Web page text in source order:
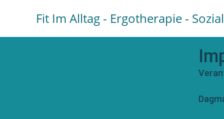
Fit Im Alltag - Ergotherapie -